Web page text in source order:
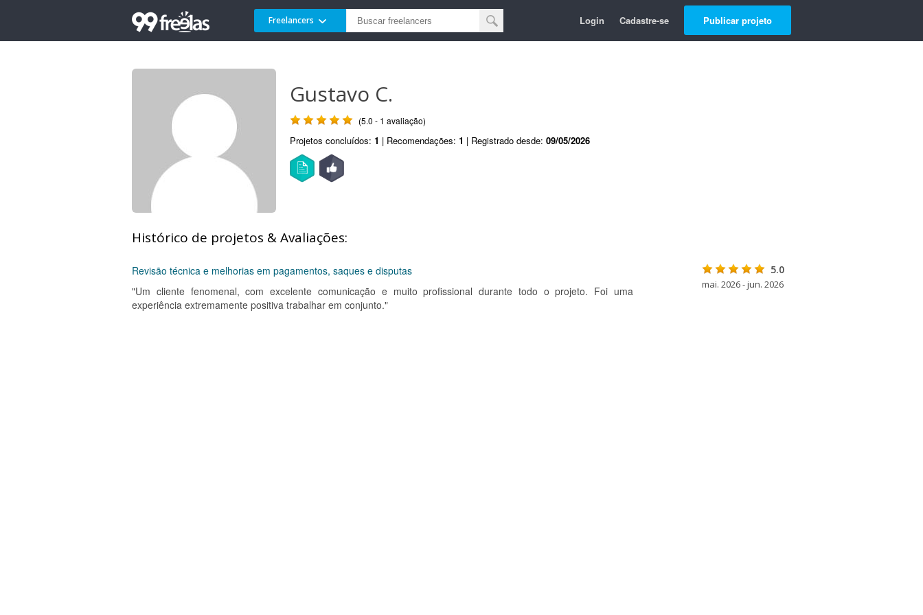
Freelancers Login Cadastre-se Publicar projeto
Gustavo C.
(5.0 - 1 avaliação)
Projetos concluídos: 1 | Recomendações: 1 | Registrado desde: 09/05/2026
Histórico de projetos & Avaliações:
Revisão técnica e melhorias em pagamentos, saques e disputas
"Um cliente fenomenal, com excelente comunicação e muito profissional durante todo o projeto. Foi uma
experiência extremamente positiva trabalhar em conjunto."
5.0
mai. 2026 - jun. 2026